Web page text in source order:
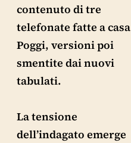
contenuto di tre
telefonate fatte a casa
Poggi, versioni poi
smentite dai nuovi
tabulati.
La tensione
dell’indagato emerge